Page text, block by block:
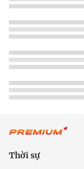
Thời sự